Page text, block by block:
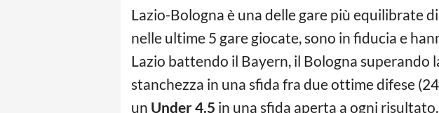
Lazio-Bologna è una delle gare più equilibrate
nelle ultime 5 gare giocate, sono in fiducia e
Lazio battendo il Bayern, il Bologna superando
stanchezza in una sfida fra due ottime difese
un Under 4.5 in una sfida aperta a ogni risultato.